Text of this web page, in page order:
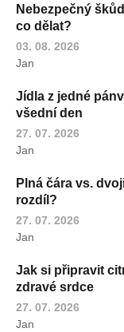
Nebezpečný
co dělat?
03. 08. 2026
Jan
Jídla z jedné
všední den
27. 07. 2026
Jan
Plná čára vs.
rozdíl?
27. 07. 2026
Jan
Jak si připravit
zdravé srdce
27. 07. 2026
Jan